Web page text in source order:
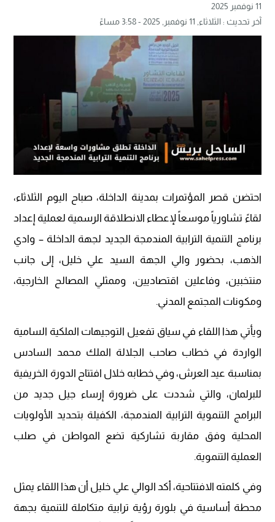
11 نوفمبر 2025
آخر تحديث :الثلاثاء, 11 نوفمبر, 2025 - 3:58 مساءً
احتضن قصر المؤتمرات بمدينة الداخلة، صباح اليوم الثلاثاء،
لقاءً تشاورياً موسعاً لإعطاء الانطلاقة الرسمية لعملية إعداد
برنامج التنمية الترابية المندمجة الجديد لجهة الداخلة – وادي
الذهب، بحضور والي الجهة السيد علي خليل، إلى جانب
منتخبين، وفاعلين اقتصاديين، وممثلي المصالح الخارجية،
ومكونات المجتمع المدني.
ويأتي هذا اللقاء في سياق تفعيل التوجيهات الملكية السامية
الواردة في خطاب صاحب الجلالة الملك محمد السادس
بمناسبة عيد العرش، وفي خطابه خلال افتتاح الدورة الخريفية
للبرلمان، والتي شددت على ضرورة إرساء جيل جديد من
البرامج التنموية الترابية المندمجة، الكفيلة بتحديد الأولويات
المحلية وفق مقاربة تشاركية تضع المواطن في صلب
العملية التنموية.
وفي كلمته الافتتاحية، أكد الوالي علي خليل أن هذا اللقاء يمثل
محطة أساسية في بلورة رؤية ترابية متكاملة للتنمية بجهة